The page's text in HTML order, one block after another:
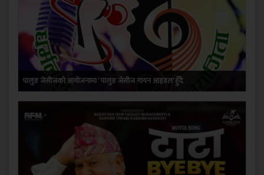
पालुङ जेसीजको आयोजनामा ‘ पालुङ जेसीज गायन आइडल’ हुँदै